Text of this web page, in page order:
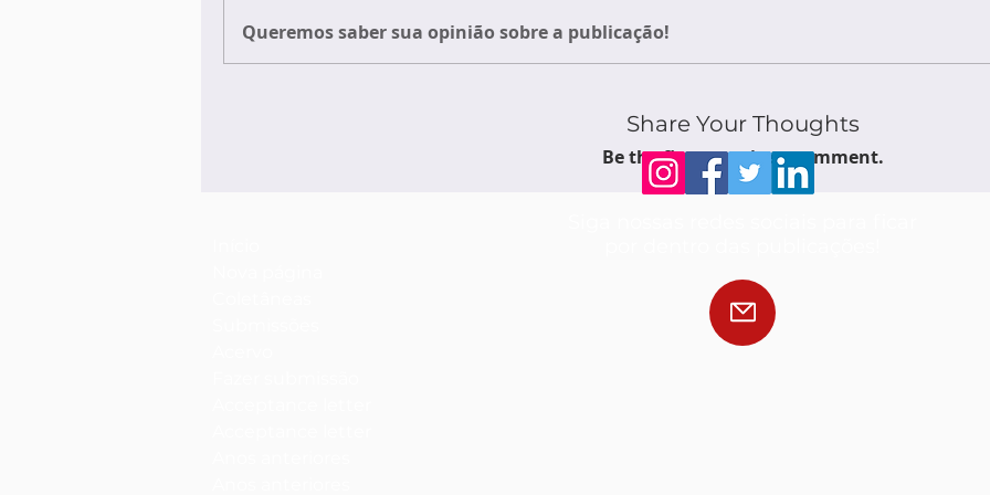
Queremos saber sua opinião sobre a publicação!
Share Your Thoughts
Be the first to write a comment.